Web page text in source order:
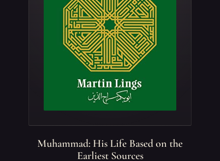
Muhammad: His Life Based on the
Earliest Sources